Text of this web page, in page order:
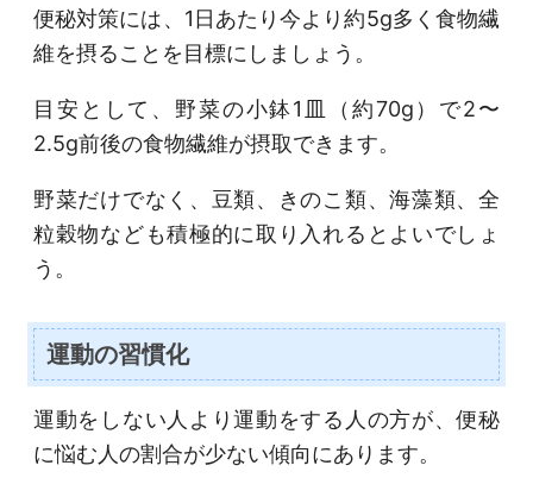
便秘対策には、1日あたり今より約5g多く食物繊
維を摂ることを目標にしましょう。
目安として、野菜の小鉢1皿（約70g）で2〜
2.5g前後の食物繊維が摂取できます。
野菜だけでなく、豆類、きのこ類、海藻類、全
粒穀物なども積極的に取り入れるとよいでしょ
う。
運動の習慣化
運動をしない人より運動をする人の方が、便秘
に悩む人の割合が少ない傾向にあります。